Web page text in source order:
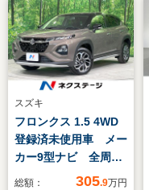
スズキ
フロンクス 1.5 4WD
登録済未使用車 メー
カー9型ナビ 全周囲
カメラ 衝突軽減装
総額： 305.9万円